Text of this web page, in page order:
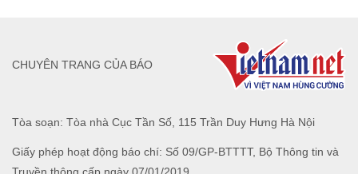
Tòa soạn: Tòa nhà Cục Tần Số, 115 Trần Duy Hưng Hà Nội
Giấy phép hoạt động báo chí: Số 09/GP-BTTTT, Bộ Thông tin và
CHUYÊN TRANG CỦA BÁO